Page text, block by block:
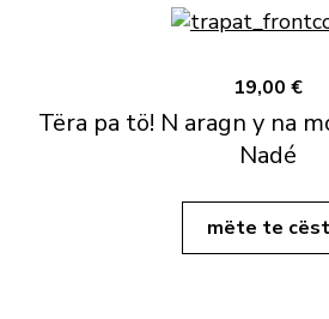
19,00 €
Tëra pa tö! N aragn y na
Nadé
mëte te cëst